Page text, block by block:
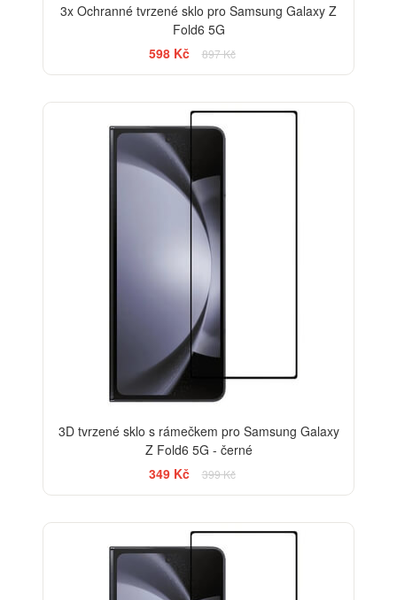
3x Ochranné tvrzené sklo pro Samsung Galaxy Z
Fold6 5G
598 Kč
897 Kč
3D tvrzené sklo s rámečkem pro Samsung Galaxy
Z Fold6 5G - černé
349 Kč
399 Kč